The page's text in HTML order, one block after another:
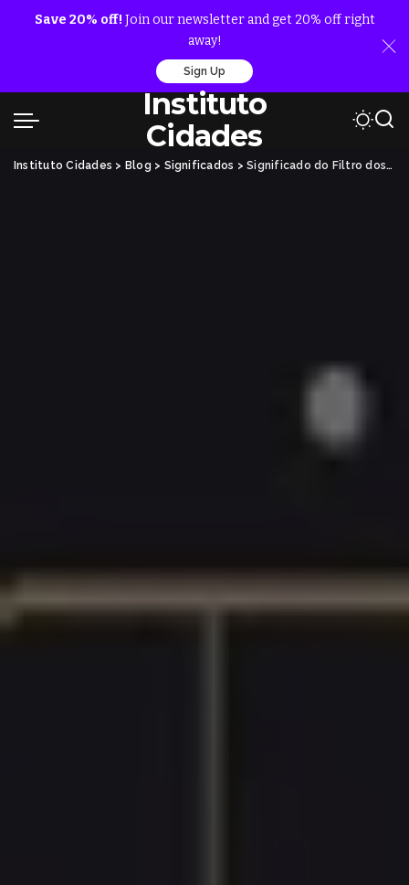
Save 20% off! Join our newsletter and get 20% off right
away!
Sign Up
Instituto
Cidades
Instituto Cidades > Blog > Significados >Significado do Filtro dos Sonhos: Origem, Proteção e Energia Espiritual